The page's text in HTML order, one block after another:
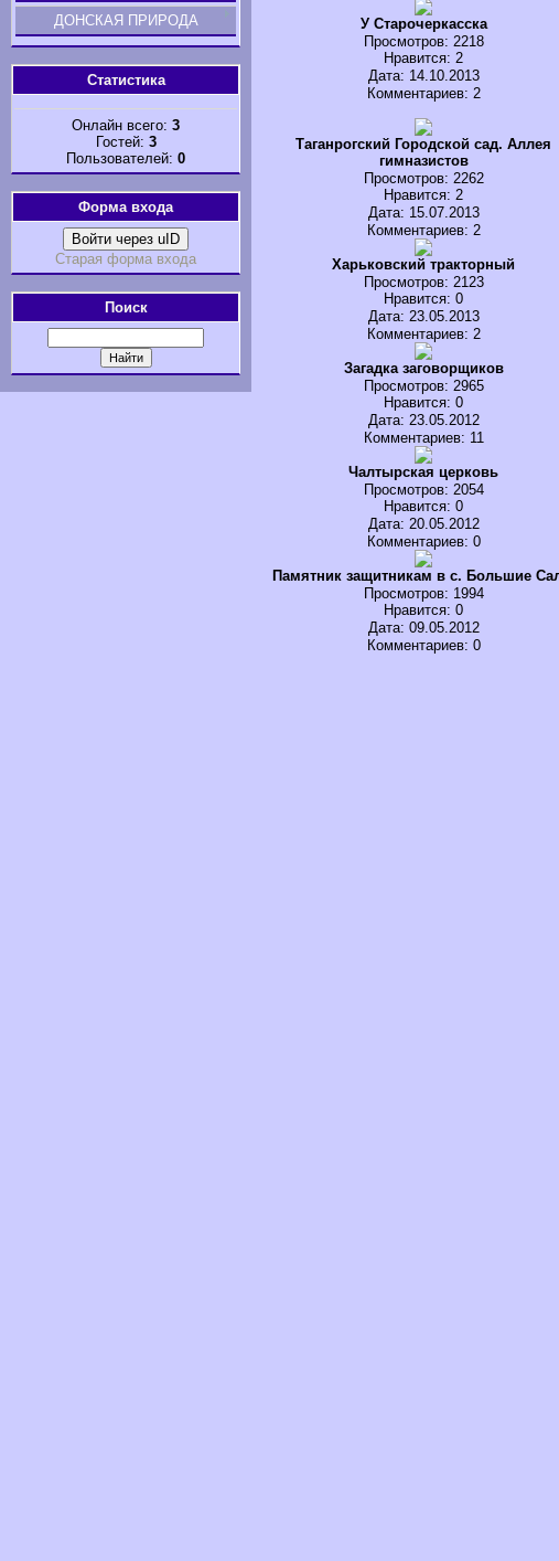
ДОНСКАЯ ПРИРОДА
Статистика
Онлайн всего:3
Гостей: 3
Пользователей:0
Форма входа
Войти через uID
Старая форма входа
Поиск
У Старочеркасска
Просмотров: 2218
Нравится: 2
Дата: 14.10.2013
Комментариев: 2
Таганрогский Городской сад. Аллея
гимназистов
Просмотров: 2262
Нравится: 2
Дата: 15.07.2013
Комментариев: 2
Харьковский тракторный
Просмотров: 2123
Нравится: 0
Дата: 23.05.2013
Комментариев: 2
Загадка заговорщиков
Просмотров: 2965
Нравится: 0
Дата: 23.05.2012
Комментариев: 11
Чалтырская церковь
Просмотров: 2054
Нравится: 0
Дата: 20.05.2012
Комментариев: 0
Памятник защитникам в с. Большие
Просмотров: 1994
Нравится: 0
Дата: 09.05.2012
Комментариев: 0